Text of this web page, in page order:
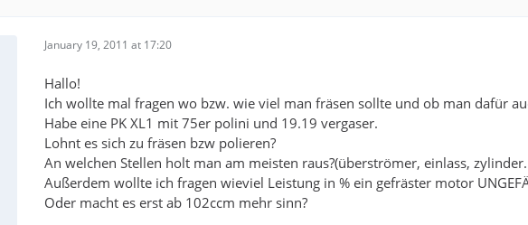
January 19, 2011 at 17:20
Hallo!
Ich wollte mal fragen wo bzw. wie viel man fräsen sollte und ob man dafür
Habe eine PK XL1 mit 75er polini und 19.19 vergaser.
Lohnt es sich zu fräsen bzw polieren?
An welchen Stellen holt man am meisten raus?(überströmer, einlass,
Außerdem wollte ich fragen wieviel Leistung in % ein gefräster motor
Oder macht es erst ab 102ccm mehr sinn?